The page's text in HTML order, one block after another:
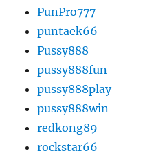
PunPro777
puntaek66
Pussy888
pussy888fun
pussy888play
pussy888win
redkong89
rockstar66